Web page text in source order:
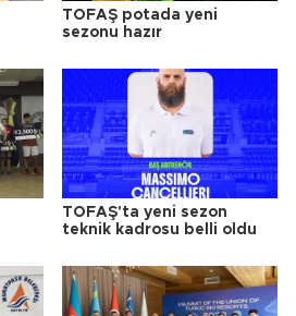
TOFAŞ potada yeni
sezonu hazır
TOFAŞ'ta yeni sezon
teknik kadrosu belli oldu